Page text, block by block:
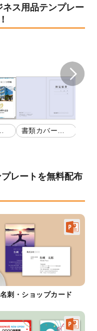
ス用品テンプレー
書類カバー印
刷
レートを無料配布
名刺・ショップカード